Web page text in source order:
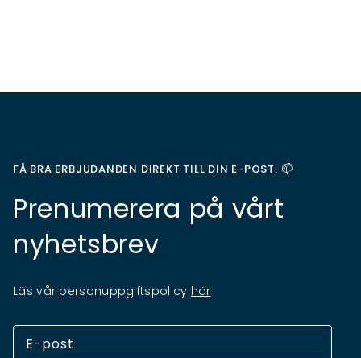
FÅ BRA ERBJUDANDEN DIREKT TILL DIN E-POST. 📫
Prenumerera på vårt
nyhetsbrev
Läs vår personuppgiftspolicy här